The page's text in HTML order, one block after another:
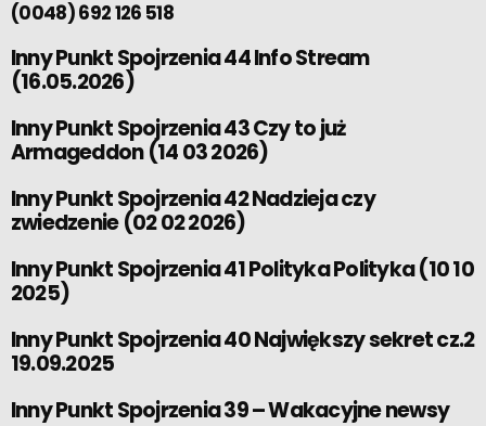
(0048) 692 126 518
Inny Punkt Spojrzenia 44 Info Stream
(16.05.2026)
Inny Punkt Spojrzenia 43 Czy to już
Armageddon (14 03 2026)
Inny Punkt Spojrzenia 42 Nadzieja czy
zwiedzenie (02 02 2026)
Inny Punkt Spojrzenia 41 Polityka Polityka (10 10
2025)
Inny Punkt Spojrzenia 40 Największy sekret cz.2
19.09.2025
Inny Punkt Spojrzenia 39 – Wakacyjne newsy